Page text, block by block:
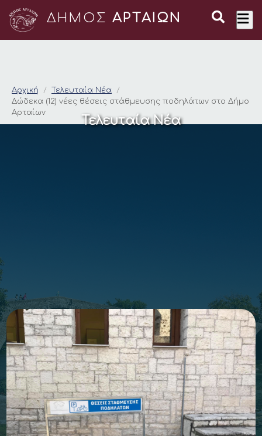
ΔΗΜΟΣ ΑΡΤΑΙΩΝ
Δώδεκα (12) νέες
Αρχική
Τελευταία Νέα
Δώδεκα (12) νέες θέσεις στάθμευσης ποδηλάτων στο Δήμο
Αρταίων
Τελευταία Νέα